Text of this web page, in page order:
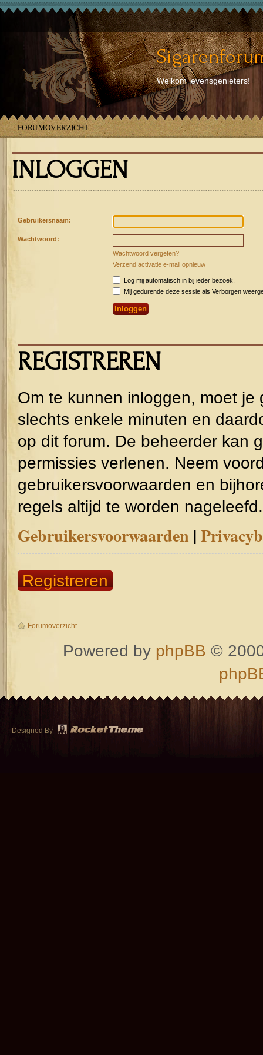
Welkom levensgenieters!
FORUMOVERZICHT
INLOGGEN
Gebruikersnaam:
Wachtwoord:
Wachtwoord vergeten?
Verzend activatie e-mail opnieuw
Log mij automatisch in bij ieder bezoek.
Mij gedurende deze sessie als Verborgen
REGISTREREN
Om te kunnen inloggen, moet
slechts enkele minuten en
op dit forum. De beheerder kan
permissies verlenen. Neem
gebruikersvoorwaarden en
regels altijd te worden nageleefd.
Gebruikersvoorwaarden |
Registreren
Forumoverzicht
Powered by phpBB ©
Designed By